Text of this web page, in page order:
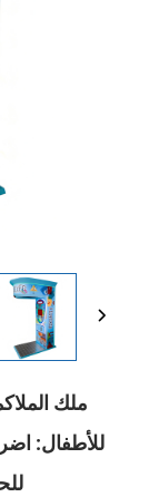
ملك
للأطفال: